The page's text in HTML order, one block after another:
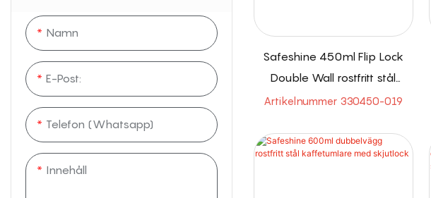
Namn
E-Post:
Telefon (whatsapp)
Innehåll
Safeshine 450ml Flip Lock
Double Wall rostfritt stål
kaffetumlare
Artikelnummer 330450-019